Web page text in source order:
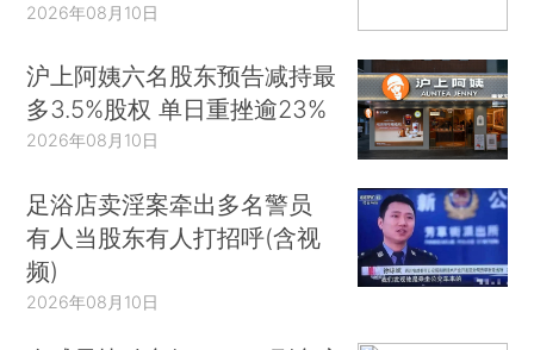
2026年08月10日
沪上阿姨六名股东预告减持最
多3.5%股权 单日重挫逾23%
2026年08月10日
足浴店卖淫案牵出多名警员
有人当股东有人打招呼(含视
频)
2026年08月10日